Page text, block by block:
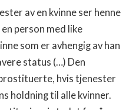
av en kvinne ser henne
person med like
som er avhengig av han
status (…) Den
hvis tjenester
holdning til alle kvinner.